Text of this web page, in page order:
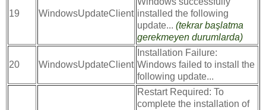
19 WindowsUpdateClient installed the following
update... (tekrar başlatma
gerekmeyen durumlarda)
20 WindowsUpdateClient
Installation Failure:
Windows failed to install the
following update...
Restart Required: To
complete the installation of